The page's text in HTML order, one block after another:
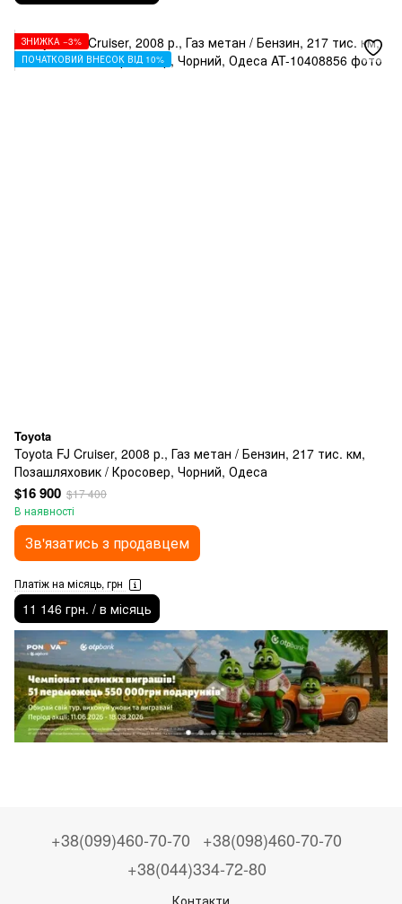
ЗНИЖКА −3%
ПОЧАТКОВИЙ ВНЕСОК ВІД 10%
Toyota
Toyota FJ Cruiser, 2008 р., Газ метан / Бензин, 217 тис. км,
Позашляховик / Кросовер, Чорний, Одеса
$16 900 $17 400
В наявності
Зв'язатись з продавцем
Платіж на місяць, грн
11 146 грн. / в місяць
+38(099)460-70-70
+38(098)460-70-70
+38(044)334-72-80
Контакти